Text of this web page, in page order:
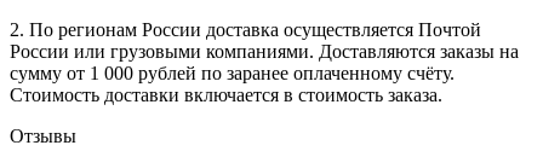
2. По регионам России доставка осуществляется Почтой
России или грузовыми компаниями. Доставляются заказы на
сумму от 1 000 рублей по заранее оплаченному счёту.
Стоимость доставки включается в стоимость заказа.
Отзывы